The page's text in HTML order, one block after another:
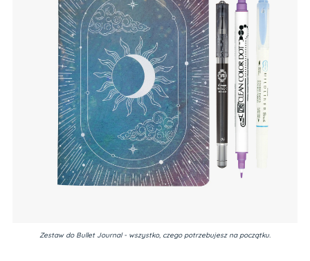
Zestaw do Bullet Journal - wszystko, czego potrzebujesz na początku.